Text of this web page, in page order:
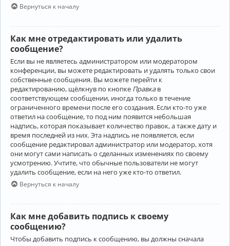
Вернуться к началу
Как мне отредактировать или удалить
сообщение?
Если вы не являетесь администратором или модератором
конференции, вы можете редактировать и удалять только свои
собственные сообщения. Вы можете перейти к
редактированию, щёлкнув по кнопке Правкав
соответствующем сообщении, иногда только в течение
ограниченного времени после его создания. Если кто-то уже
ответил на сообщение, то под ним появится небольшая
надпись, которая показывает количество правок, а также дату и
время последней из них. Эта надпись не появляется, если
сообщение редактировал администратор или модератор, хотя
они могут сами написать о сделанных изменениях по своему
усмотрению. Учтите, что обычные пользователи не могут
удалить сообщение, если на него уже кто-то ответил.
Вернуться к началу
Как мне добавить подпись к своему
сообщению?
Чтобы добавить подпись к сообщению, вы должны сначала